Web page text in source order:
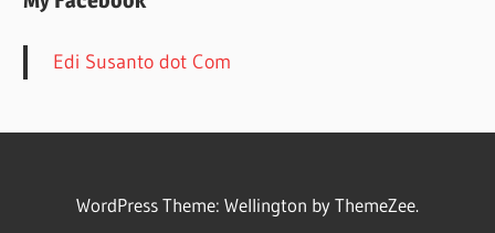
Edi Susanto dot Com
WordPress Theme: Wellington by ThemeZee.